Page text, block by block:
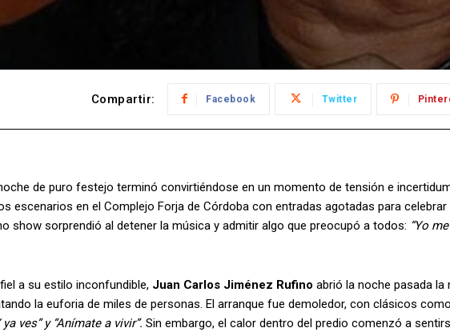
Compartir: Facebook Twitter
de puro festejo terminó convirtiéndose en un momento de tensión e
escenarios en el Complejo Forja de Córdoba con entradas agotadas para celebrar
show sorprendió al detener la música y admitir algo que preocupó a todos: “Yo
a su estilo inconfundible, Juan Carlos Jiménez Rufino abrió la noche pasada la
la euforia de miles de personas. El arranque fue demoledor, con clásicos como
ves” y “Anímate a vivir”. Sin embargo, el calor dentro del predio comenzó a